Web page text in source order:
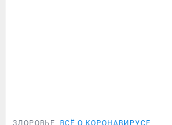
ЗДОРОВЬЕ ВСЁ О КОРОНАВИРУСЕ